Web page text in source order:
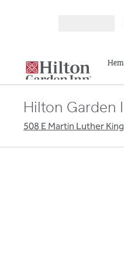
Hem
Hilton Garden
508 E Martin Luther